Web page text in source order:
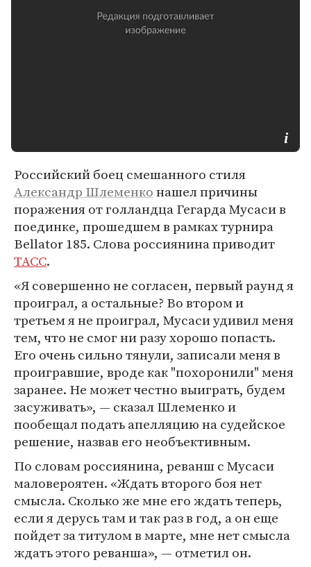
Российский боец смешанного стиля
Александр Шлеменконашел причины
поражения от голландца Гегарда Мусаси в
поединке, прошедшем в рамках турнира
Bellator 185. Слова россиянина приводит
ТАСС.
«Я совершенно не согласен, первый раунд я
проиграл, а остальные? Во втором и
третьем я не проиграл, Мусаси удивил меня
тем, что не смог ни разу хорошо попасть.
Его очень сильно тянули, записали меня в
проигравшие, вроде как "похоронили" меня
заранее. Не может честно выиграть, будем
засуживать», — сказал Шлеменко и
пообещал подать апелляцию на судейское
решение, назвав его необъективным.
По словам россиянина, реванш с Мусаси
маловероятен. «Ждать второго боя нет
смысла. Сколько же мне его ждать теперь,
если я дерусь там и так раз в год, а он еще
пойдет за титулом в марте, мне нет смысла
ждать этого реванша», — отметил он.